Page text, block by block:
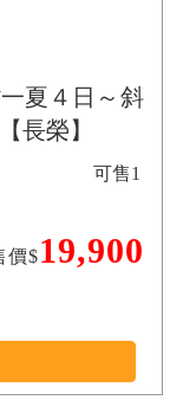
夏４日～斜
長榮】
價$19,900
可售1